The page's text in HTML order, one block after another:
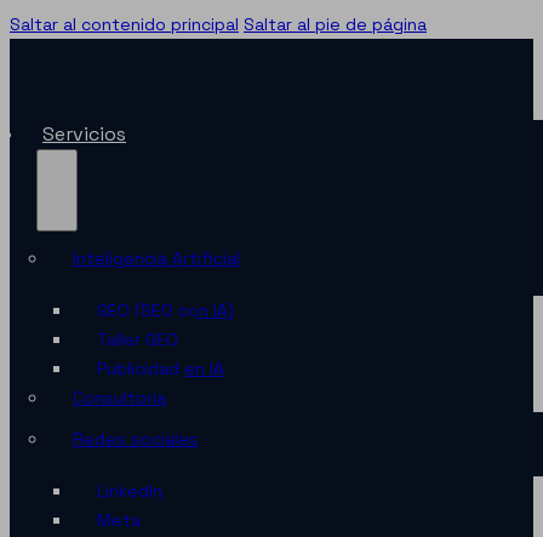
Saltar al contenido principal Saltar al pie de página
Servicios
Inteligencia Artificial
GEO (SEO con IA)
Taller GEO
Publicidad en IA
Consultoría
Redes sociales
LinkedIn
Meta